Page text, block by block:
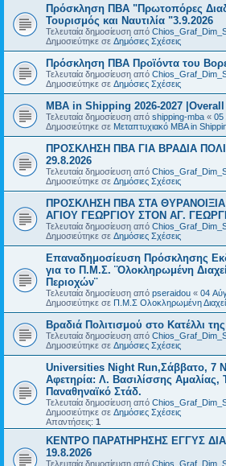
Πρόσκληση ΠΒΑ "Πρωτοπόρες
Τουρισμός και Ναυτιλία "3.9.2026
Τελευταία δημοσίευση από
Δημοσιεύτηκε σε Δημόσιες Σχέσεις
Πρόσκληση ΠΒΑ Προϊόντα του
Τελευταία δημοσίευση από
Δημοσιεύτηκε σε Δημόσιες Σχέσεις
MBA in Shipping 2026-2027
Τελευταία δημοσίευση από shipping-mba « 05
Δημοσιεύτηκε σε Μεταπτυχιακό MBA in
ΠΡΟΣΚΛΗΣΗ ΠΒΑ ΓΙΑ ΒΡΑΔΙΑ
29.8.2026
Τελευταία δημοσίευση από
Δημοσιεύτηκε σε Δημόσιες Σχέσεις
ΠΡΟΣΚΛΗΣΗ ΠΒΑ ΣΤΑ
ΑΓΙΟΥ ΓΕΩΡΓΙΟΥ ΣΤΟΝ ΑΓ.
Τελευταία δημοσίευση από
Δημοσιεύτηκε σε Δημόσιες Σχέσεις
Επαναδημοσίευση Πρόσκλησης
για το Π.Μ.Σ. ¨Ολοκληρωμένη
Περιοχών¨
Τελευταία δημοσίευση από pseraidou « 04
Δημοσιεύτηκε σε Π.Μ.Σ Ολοκληρωμένη
Βραδιά Πολιτισμού στο Κατέλλι
Τελευταία δημοσίευση από
Δημοσιεύτηκε σε Δημόσιες Σχέσεις
Universities Night Run,Σάββατο, 7
Αφετηρία: Λ. Βασιλίσσης Αμαλίας,
Παναθηναϊκό Στάδ.
Τελευταία δημοσίευση από
Δημοσιεύτηκε σε Δημόσιες Σχέσεις
Απαντήσεις: 1
ΚΕΝΤΡΟ ΠΑΡΑΤΗΡΗΣΗΣ ΕΓΓΥΣ
19.8.2026
Τελευταία δημοσίευση από